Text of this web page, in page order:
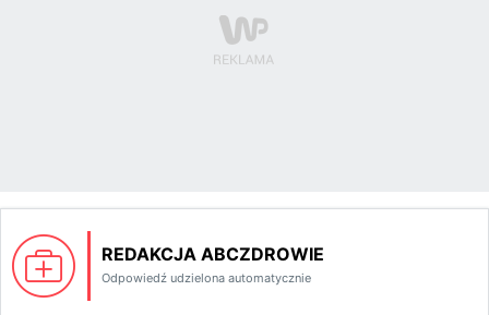
REDAKCJA ABCZDROWIE
Odpowiedź udzielona automatycznie